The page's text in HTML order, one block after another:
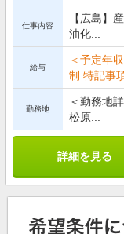
仕事内容
【広島】
油化...
給与
＜予定年
制 特記事
勤務地
＜勤務地
松原...
詳細を見る